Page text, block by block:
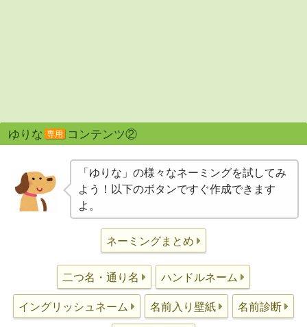
ゆりな 専用 コンテンツ②
「ゆりな」の様々なネーミングを試してみ
よう！以下のボタンですぐ作成できます
よ。
ネーミングまとめ
二つ名・通り名 ハンドルネーム
イングリッシュネーム 名前入り壁紙 名前診断